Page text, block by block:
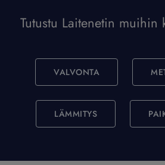
Tutustu Laitenetin muihin
VALVONTA
LÄMMITYS